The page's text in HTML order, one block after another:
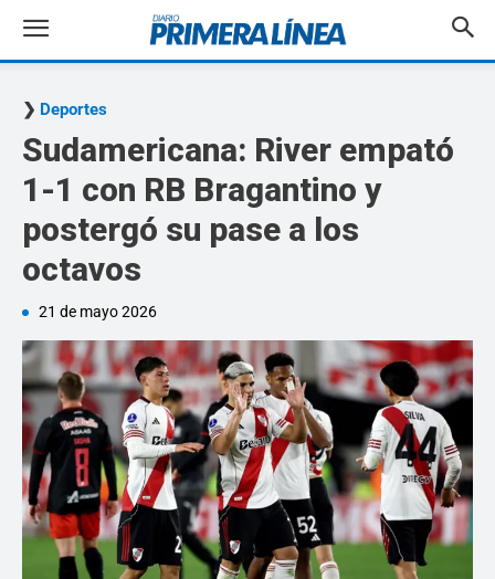
Deportes
Sudamericana: River empató
1-1 con RB Bragantino y
postergó su pase a los
octavos
21 de mayo 2026